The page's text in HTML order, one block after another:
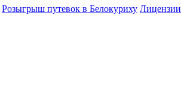
Розыгрыш путевок в Белокуриху